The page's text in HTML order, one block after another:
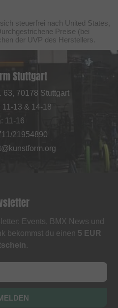
steuerfrei nach United States,
Preise (bei
der UVP des Herstellers.
Stuttgart
63, 70178 Stuttgart
11-13 & 14-18
11-16
21954890
Events, BMX News und
bekommst du einen 5 EUR
.